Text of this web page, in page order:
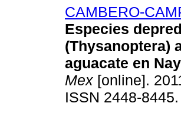
CAMBERO-
Especies
(Thysanoptera)
aguacate en
Mex [online].
ISSN 2448-8445.